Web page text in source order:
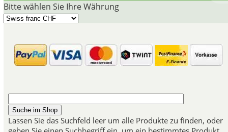
Während die chinesische
Besatzung verändert
Bitte wählen Sie Ihre Währung
Lassen Sie das Suchfeld leer um alle Produkte zu finden, oder